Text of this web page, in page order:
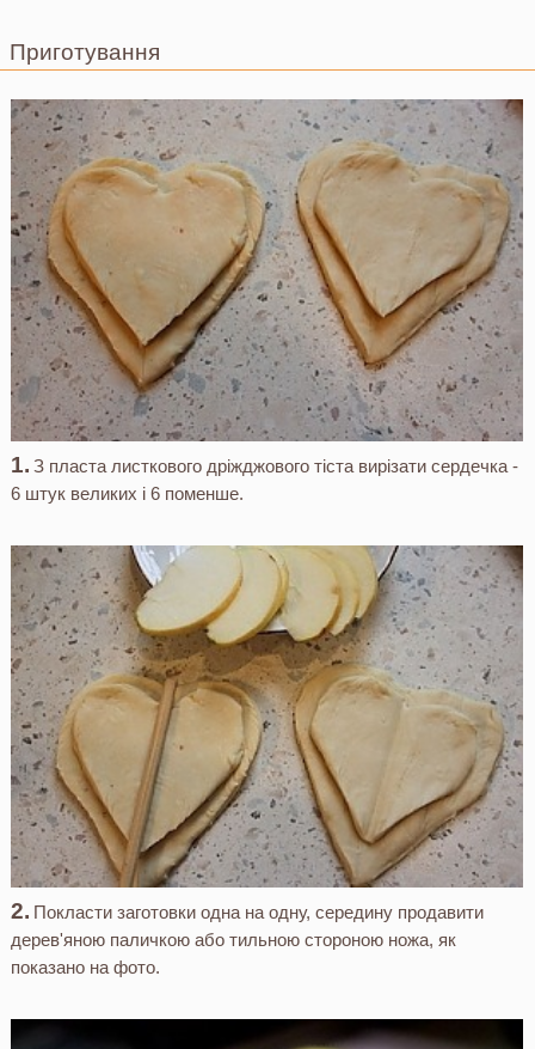
Приготування
З пласта листкового дріжджового тіста вирізати сердечка -
6 штук великих і 6 поменше.
Покласти заготовки одна на одну, середину продавити
дерев'яною паличкою або тильною стороною ножа, як
показано на фото.